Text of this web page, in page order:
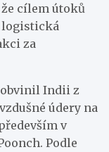
cílem útoků
za
obvinil Indii z
údery na
v
Podle